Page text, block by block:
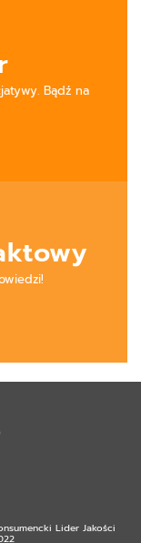
Bądź na
Lider Jakości